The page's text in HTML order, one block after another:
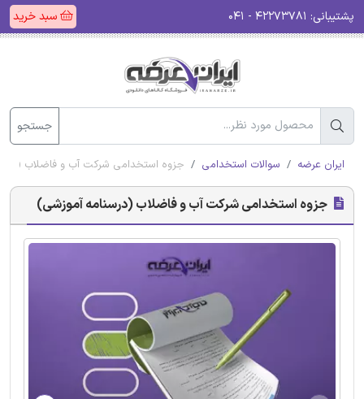
پشتیبانی: سبد خرید
جستجو
ایران عرضه سوالات استخدامی جزوه استخدامی شرکت آب و فاضلاب
جزوه استخدامی شرکت آب و فاضلاب (درسنامه آموزشی)